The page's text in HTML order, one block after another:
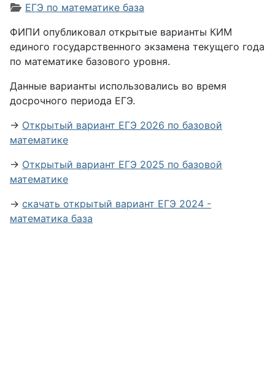
Информация о материале
ЕГЭ по математике база
ФИПИ опубликовал открытые варианты КИМ
единого государственного экзамена текущего года
по математике базового уровня.
Данные варианты использовались во время
досрочного периода ЕГЭ.
→ Открытый вариант ЕГЭ 2026 по базовой
математике
→ Открытый вариант ЕГЭ 2025 по базовой
математике
→ скачать открытый вариант ЕГЭ 2024 -
математика база